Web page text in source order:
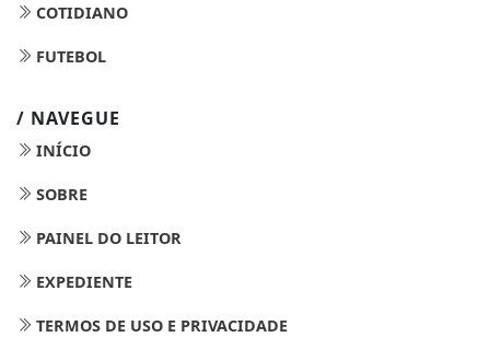
COTIDIANO
FUTEBOL
/ NAVEGUE
INÍCIO
SOBRE
PAINEL DO LEITOR
EXPEDIENTE
TERMOS DE USO E PRIVACIDADE